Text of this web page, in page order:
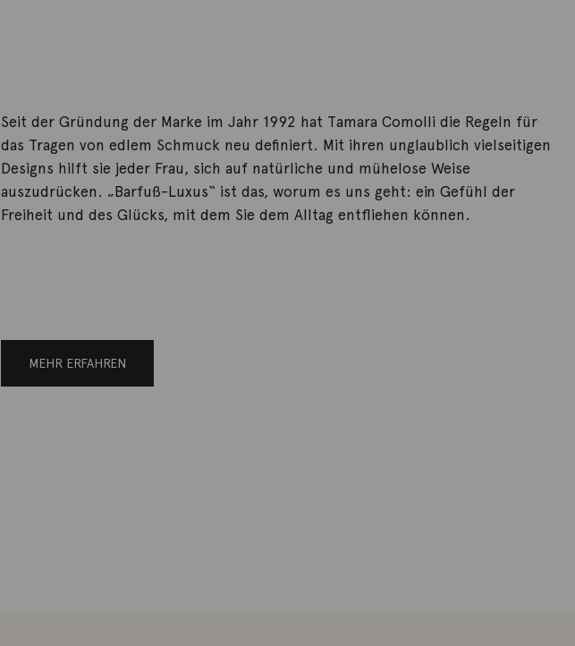
Seit der Gründung der Marke im Jahr 1992 hat Tamara Comolli die Regeln für
das Tragen von edlem Schmuck neu definiert. Mit ihren unglaublich vielseitigen
Designs hilft sie jeder Frau, sich auf natürliche und mühelose Weise
auszudrücken. „Barfuß-Luxus“ ist das, worum es uns geht: ein Gefühl der
Freiheit und des Glücks, mit dem Sie dem Alltag entfliehen können.
MEHR ERFAHREN